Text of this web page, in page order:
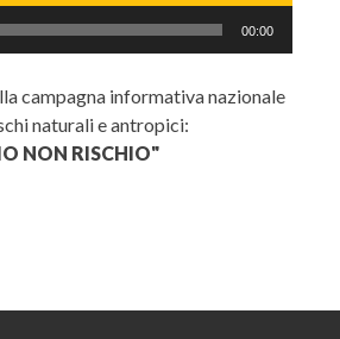
00:00
campagna informativa nazionale
naturali e antropici:
NON RISCHIO"